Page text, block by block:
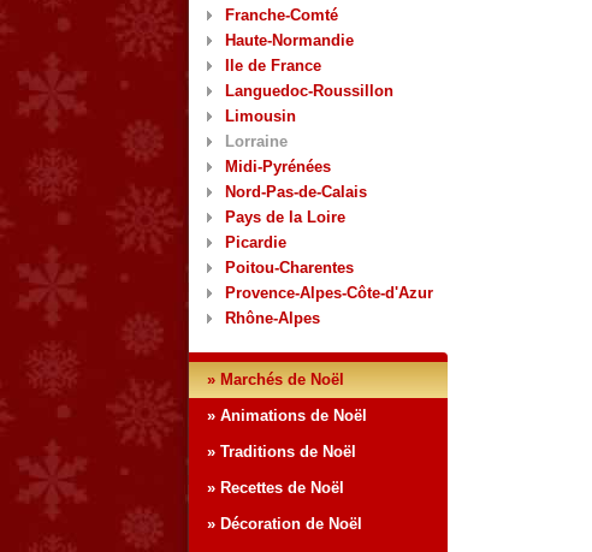
Franche-Comté
Haute-Normandie
Ile de France
Languedoc-Roussillon
Limousin
Lorraine
Midi-Pyrénées
Nord-Pas-de-Calais
Pays de la Loire
Picardie
Poitou-Charentes
Provence-Alpes-Côte-d'Azur
Rhône-Alpes
» Marchés de Noël
» Animations de Noël
» Traditions de Noël
» Recettes de Noël
» Décoration de Noël